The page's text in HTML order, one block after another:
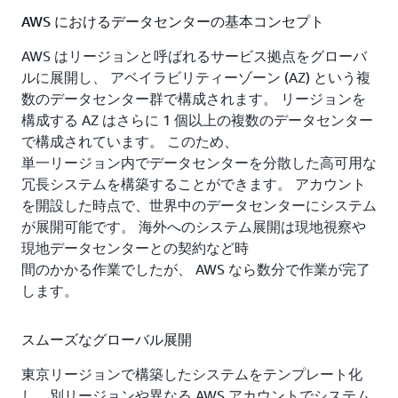
AWS におけるデータセンターの基本コンセプト
AWS はリージョンと呼ばれるサービス拠点をグローバ
ルに展開し、 アベイラビリティーゾーン (AZ) という複
数のデータセンター群で構成されます。 リージョンを
構成する AZ はさらに 1 個以上の複数のデータセンター
で構成されています。 このため、
単一リージョン内でデータセンターを分散した高可用な
冗長システムを構築することができます。 アカウント
を開設した時点で、世界中のデータセンターにシステム
が展開可能です。 海外へのシステム展開は現地視察や
現地データセンターとの契約など時
間のかかる作業でしたが、 AWS なら数分で作業が完了
します。
スムーズなグローバル展開
東京リージョンで構築したシステムをテンプレート化